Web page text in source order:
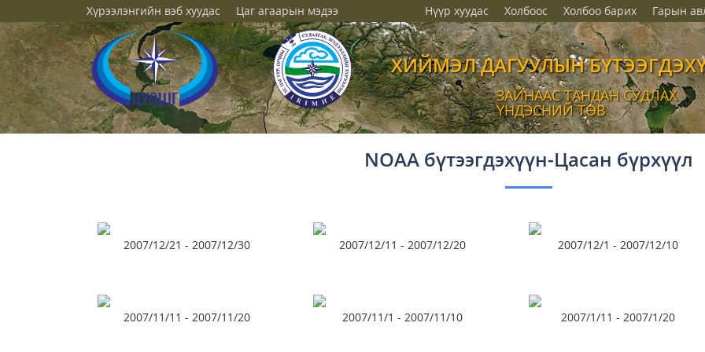
Хүрээлэнгийн вэб хуудас Цаг агаарын мэдээ Нүүр хуудас Холбоос Холбоо барих Гарын
ХИЙМЭЛ ДАГУУЛЫН
ЗАЙНААС ТАНДАН СУДЛАХ
ҮНДЭСНИЙ ТӨВ
NOAA бүтээгдэхүүн-Цасан бүрхүүл
2007/12/21 - 2007/12/30 2007/12/11 - 2007/12/20 2007/12/1 - 2007/12/10
2007/11/11 - 2007/11/20 2007/11/1 - 2007/11/10 2007/1/11 - 2007/1/20